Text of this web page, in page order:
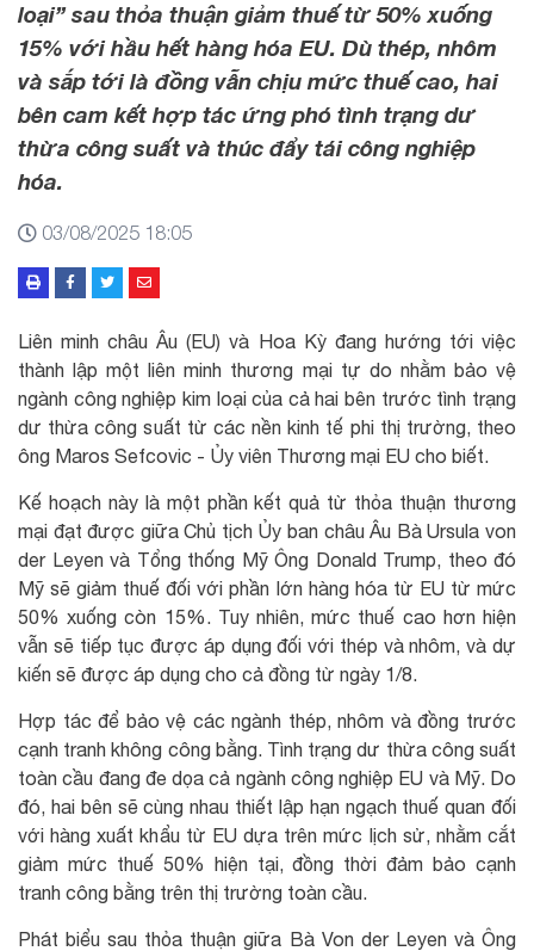
loại” sau thỏa thuận giảm thuế từ 50% xuống
15% với hầu hết hàng hóa EU. Dù thép, nhôm
và sắp tới là đồng vẫn chịu mức thuế cao, hai
bên cam kết hợp tác ứng phó tình trạng dư
thừa công suất và thúc đẩy tái công nghiệp
hóa.
03/08/2025 18:05
Liên minh châu Âu (EU) và Hoa Kỳ đang hướng tới việc
thành lập một liên minh thương mại tự do nhằm bảo vệ
ngành công nghiệp kim loại của cả hai bên trước tình trạng
dư thừa công suất từ các nền kinh tế phi thị trường, theo
ông Maros Sefcovic - Ủy viên Thương mại EU cho biết.
Kế hoạch này là một phần kết quả từ thỏa thuận thương
mại đạt được giữa Chủ tịch Ủy ban châu Âu Bà Ursula von
der Leyen và Tổng thống Mỹ Ông Donald Trump, theo đó
Mỹ sẽ giảm thuế đối với phần lớn hàng hóa từ EU từ mức
50% xuống còn 15%. Tuy nhiên, mức thuế cao hơn hiện
vẫn sẽ tiếp tục được áp dụng đối với thép và nhôm, và dự
kiến sẽ được áp dụng cho cả đồng từ ngày 1/8.
Hợp tác để bảo vệ các ngành thép, nhôm và đồng trước
cạnh tranh không công bằng. Tình trạng dư thừa công suất
toàn cầu đang đe dọa cả ngành công nghiệp EU và Mỹ. Do
đó, hai bên sẽ cùng nhau thiết lập hạn ngạch thuế quan đối
với hàng xuất khẩu từ EU dựa trên mức lịch sử, nhằm cắt
giảm mức thuế 50% hiện tại, đồng thời đảm bảo cạnh
tranh công bằng trên thị trường toàn cầu.
Phát biểu sau thỏa thuận giữa Bà Von der Leyen và Ông